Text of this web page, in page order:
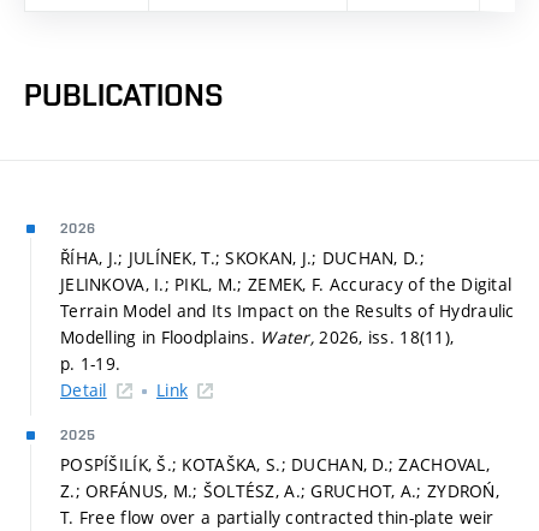
PUBLICATIONS
2026
ŘÍHA, J.; JULÍNEK, T.; SKOKAN, J.; DUCHAN, D.;
JELINKOVA, I.; PIKL, M.; ZEMEK, F. Accuracy of the Digital
Terrain Model and Its Impact on the Results of Hydraulic
Modelling in Floodplains. Water,2026, iss. 18(11),
p. 1-19.
Detail
Link
2025
POSPÍŠILÍK, Š.; KOTAŠKA, S.; DUCHAN, D.; ZACHOVAL,
Z.; ORFÁNUS, M.; ŠOLTÉSZ, A.; GRUCHOT, A.; ZYDROŃ,
T. Free flow over a partially contracted thin-plate weir